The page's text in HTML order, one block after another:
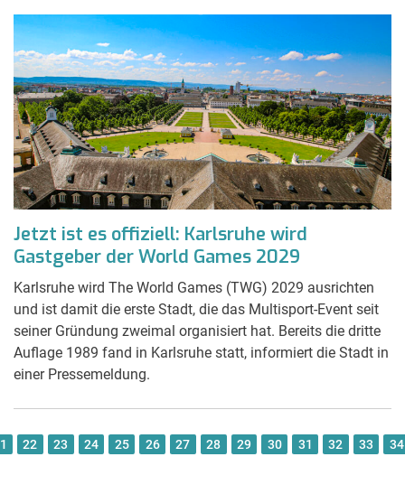
Jetzt ist es offiziell: Karlsruhe wird
Gastgeber der World Games 2029
Karlsruhe wird The World Games (TWG) 2029 ausrichten
und ist damit die erste Stadt, die das Multisport-Event seit
seiner Gründung zweimal organisiert hat. Bereits die dritte
Auflage 1989 fand in Karlsruhe statt, informiert die Stadt in
einer Pressemeldung.
22 23 24 25 26 27 28 29 30 31 32 33 34